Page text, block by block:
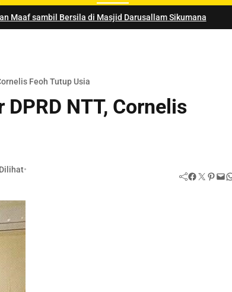
Darusallam Sikumana
Feoh Tutup Usia
NTT, Cornelis
Dilihat•
Facebook Twitter Pinterest Mail WhatsApp